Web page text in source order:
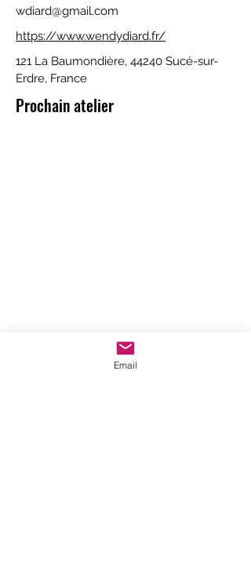
wdiard@gmail.com
https://www.wendydiard.fr/
121 La Baumondière, 44240 Sucé-sur-
Erdre, France
Prochain atelier
Email